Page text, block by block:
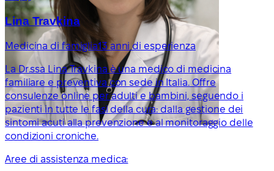
Lina Travkina
Medicina di famiglia13 anni di esperienza
La Dr.ssa Lina Travkina è una medico di medicina
familiare e preventiva con sede in Italia. Offre
consulenze online per adulti e bambini, seguendo i
pazienti in tutte le fasi della cura: dalla gestione dei
sintomi acuti alla prevenzione e al monitoraggio delle
condizioni croniche.
Aree di assistenza medica: